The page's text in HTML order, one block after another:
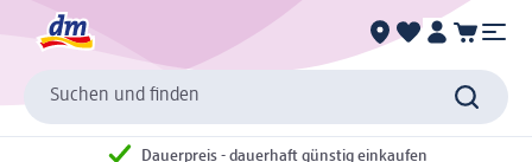
Suchen und finden
Dauerpreis - dauerhaft günstig einkaufen